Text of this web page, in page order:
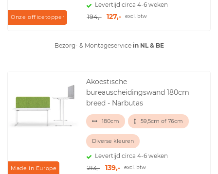
Onze officetopper
Levertijd circa 4-6 weken
194,- 127,- excl. btw
Bezorg- & Montageservicein NL & BE
Made in Europe
Akoestische
bureauscheidingswand 180cm
breed - Narbutas
180cm 59,5cm of 76cm
Diverse kleuren
Levertijd circa 4-6 weken
213,- 139,- excl. btw